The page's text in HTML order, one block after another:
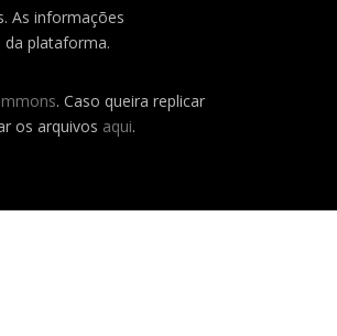
As informações
da plataforma.
. Caso queira replicar
os arquivos aqui.